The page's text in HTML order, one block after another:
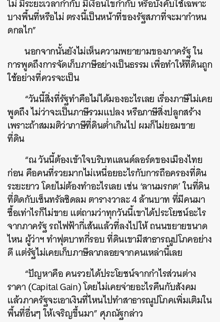
ไม่ มีระยะเวลากํากับ มีเงื่อนไขกํากับ หรือบังคับใช้เฉพาะ
บางพื้นที่หรือไม่ ตรงนี้เป็นหน้าที่ของรัฐสภาที่จะมากําหน
ดกลไก”
นอกจากนั้นยังไม่เห็นความพยายามของภาครัฐ ใน
การพูดถึงการจัดเก็บภาษีอย่างเป็นธรรม เพื่อทำให้ที่ดินถูก
ใช้อย่างที่ควรจะเป็น
“วันนี้สิ่งที่รัฐทำคือไม่ได้มองอะไรเลย เรื่องภาษีไม่เคย
พูดถึง ไม่ว่าจะเป็นภาษีรวมแปลง หรือภาษีสิ่งปลูกสร้าง
เพราะถ้าสมมติว่าภาษีที่ดินต่ำเกินไป ผมก็ไม่ยอมขาย
ที่ดิน
“ณ วันนี้ต้องเข้าใจบริบทแลนด์ลอร์ดของเมืองไทย
ก่อน คือคนที่รวยมากไม่เหนื่อยอะไรกับการถือครองที่ดิน
ระยะยาว โดยไม่ต้องทำอะไรเลย เช่น ‘ลานมรกต’ ในที่ดิน
ที่ติดกับเซ็นทรัลชิดลม ตารางวาละ 4 ล้านบาท ที่มีคนมา
ซื้อเท่าไรก็ไม่ขาย แต่ถามว่าทุกวันนี้เขาได้ประโยชน์อะไร
จากภาครัฐ รถไฟฟ้ากี่เส้นแล้วที่ลงไปให้ ถนนขยายขนาด
ไหน ผู้ว่าฯ ทำฟุตบาทกี่รอบ ที่ดินเขามีสาธารณูปโภคอย่าง
ดี แต่รัฐไม่เคยเก็บภาษีลาภลอยจากคนเหล่านี้เลย
“ปัญหาคือ คนรวยได้ประโยชน์จากกำไรส่วนต่าง
ราคา (Capital Gain) โดยไม่เคยจ่ายอะไรคืนกับสังคม
แล้วภาครัฐจะเอาเงินที่ไหนไปทำสาธารณูปโภคเพิ่มเติมใน
พื้นที่อื่นๆ ให้เจริญขึ้นมา” ศุภณัฐกล่าว
SHARE TWEET LINE EMAIL